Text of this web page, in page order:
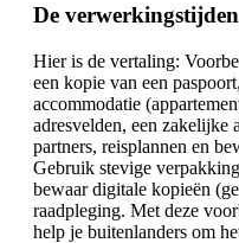
De
Hier is de vertaling:
een kopie van een
accommodatie
adresvelden, een zakelijke
partners, reisplannen en
Gebruik stevige
bewaar digitale kopieën
raadpleging. Met deze
help je buitenlanders om